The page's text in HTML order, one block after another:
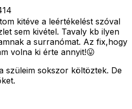
kitéve a leértékelést szóval
sem kivétel. Tavaly kb ilyen
a surranómat. Az fix,hogy
volna ki érte annyit!😛
szüleim sokszor költöztek. De